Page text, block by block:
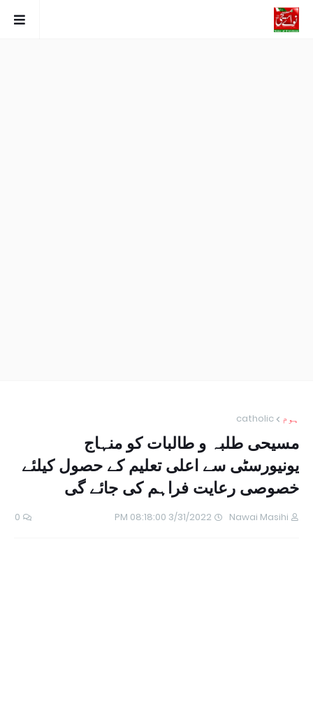
ہوم catholic
مسیحی طلبہ و طالبات کو منہاج
یونیورسٹی سے اعلی تعلیم کے حصول کیلئے
خصوصی رعایت فراہم کی جائے گی
Nawai Masihi
3/31/2022 08:18:00 PM
0